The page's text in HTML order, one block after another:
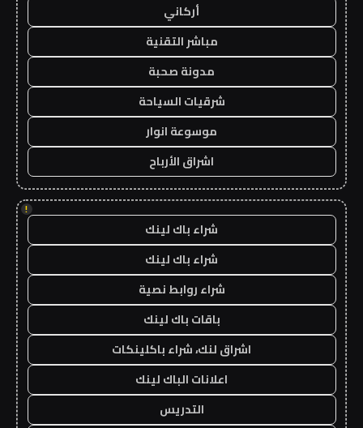
أركاني
مباشر التقنية
مدونة صحبة
شرقيات السياحة
موسوعة انوار
اشراق الأرباح
!
شراء باك لينك
شراء باك لينك
شراء روابط نصية
باقات باك لينك
اشراق لنك، شراء باكلينكات
اعلانات الباك لينك
التدريس